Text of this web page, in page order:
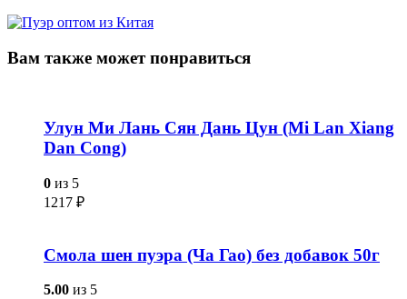
Вам также может понравиться
Улун Ми Лань Сян Дань Цун (Mi Lan Xiang
Dan Cong)
0 из 5
1217 ₽
Смола шен пуэра (Ча Гао) без добавок 50г
5.00 из 5